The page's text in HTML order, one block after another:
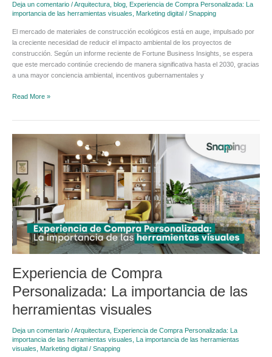
Deja un comentario /Arquitectura blog
Experiencia de Compra Personalizada: La
importancia de las herramientas visuales
Marketing digital / Snapping
El mercado de materiales de construcción ecológicos está en auge, impulsado por
la creciente necesidad de reducir el impacto ambiental de los proyectos de
construcción. Según un informe reciente de Fortune Business Insights, se espera
que este mercado continúe creciendo de manera significativa hasta el 2030, gracias
a una mayor conciencia ambiental, incentivos gubernamentales y
Ecológicos
2030)
Read More »
Experiencia de Compra
Personalizada: La importancia de las
herramientas visuales
Deja un comentario /Arquitectura Experiencia de Compra Personalizada: La
importancia de las herramientas visuales
La importancia de las herramientas
visuales
Marketing digital / Snapping
Compra
Personalizada:
La
importancia
de
las
herramientas
visuales